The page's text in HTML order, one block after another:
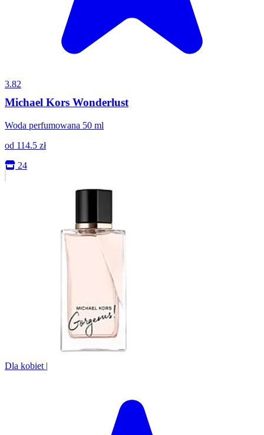
3.82
Michael Kors Wonderlust
Woda perfumowana 50 ml
od 114.5 zł
24
Dla kobiet |